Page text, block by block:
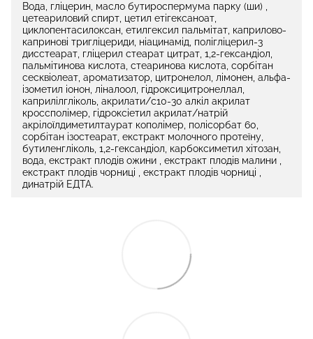
Вода, гліцерин, масло бутироспермума парку (ши) ,
цетеариловий спирт, цетил етігексаноат,
циклопентасилоксан, етилгексил пальмітат, каприлово-
капринові тригліцериди, ніацинамід, полігліцерил-3
дисстеарат, гліцерил стеарат цитрат, 1,2-гександіол,
пальмітинова кислота, стеаринова кислота, сорбітан
сесквіолеат, ароматизатор, цитронелол, лімонен, альфа-
ізометил іонон, ліналоол, гідроксицитронеллал,
каприлілгліколь, акрилати/с10-30 алкіл акрилат
кроссполімер, гідроксіетил акрилат/натрій
акрілоїлдиметилтаурат кополімер, полісорбат 60,
сорбітан ізостеарат, екстракт молочного протеїну,
бутиленгліколь, 1,2-гександіол, карбоксиметил хітозан,
вода, екстракт плодів ожини , екстракт плодів малини ,
екстракт плодів чорниці , екстракт плодів чорниці ,
динатрій ЕДТА.